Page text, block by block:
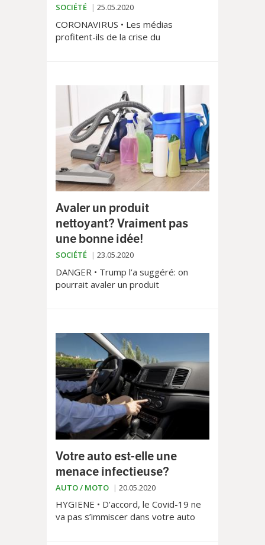
SOCIÉTÉ 25.05.2020
CORONAVIRUS • Les médias
profitent-ils de la crise du
en témoigne la récente disparition du
Régional. L’avis de Philippe Amez-
Droz, enseignant au Medialab de
l’Université de Genève.
Avaler un produit
nettoyant? Vraiment pas
une bonne idée!
SOCIÉTÉ 23.05.2020
DANGER • Trump l’a suggéré: on
pourrait avaler un produit
l’ingestion de produits caustiques
s’est soldée évidemment pas par la
guérison du Covid, mais par des
conséquences dramatiques.
Votre auto est-elle une
menace infectieuse?
AUTO / MOTO 20.05.2020
HYGIENE • D’accord, le Covid-19 ne
va pas s’immiscer dans votre auto